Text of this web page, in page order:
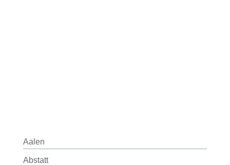
Aalen
Abstatt